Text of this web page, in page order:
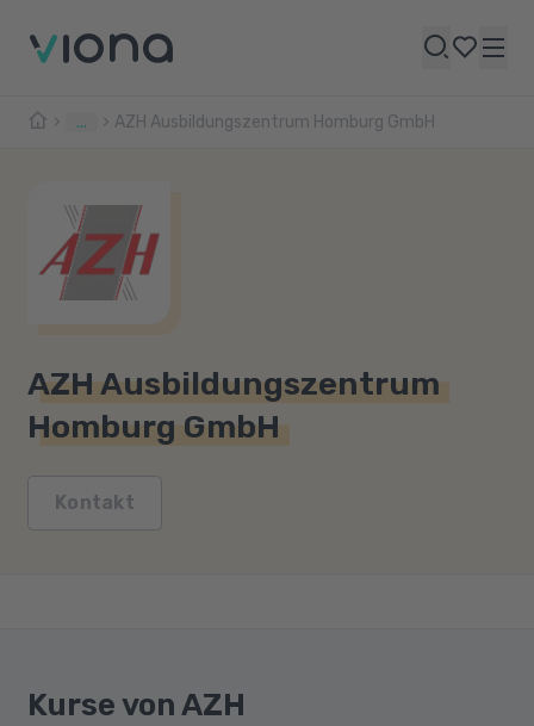
... AZH Ausbildungszentrum Homburg GmbH
AZH Ausbildungszentrum
Homburg GmbH
Kontakt
Kurse von AZH